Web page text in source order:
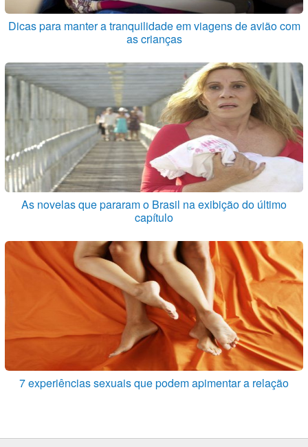
Dicas para manter a tranquilidade em viagens de avião com
as crianças
As novelas que pararam o Brasil na exibição do último
capítulo
7 experiências sexuais que podem apimentar a relação